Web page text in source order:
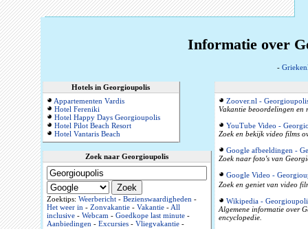
Informatie over
-
Hotels in Georgioupolis
Appartementen Vardis
Hotel Fereniki
Hotel Happy Days Georgioupolis
Hotel Pilot Beach Resort
Hotel Vantaris Beach
Zoek naar Georgioupolis
Zoektips: Weerbericht- Bezienswaardigheden-
Het weer in- Zonvakantie- Vakantie-All
inclusive- Webcam- Goedkope last minute-
Aanbiedingen- Excursies- Vliegvakantie-
Zoover.nl -
Vakantie beoordelingen en
YouTube Video -
Zoek en bekijk video films
Google afbeeldingen -
Zoek naar foto's van
Google Video -
Zoek en geniet van video
Wikipedia -
Algemene informatie over
encyclopedie.